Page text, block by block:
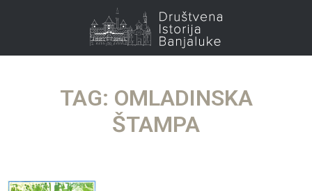
TAG: OMLADINSKA
ŠTAMPA